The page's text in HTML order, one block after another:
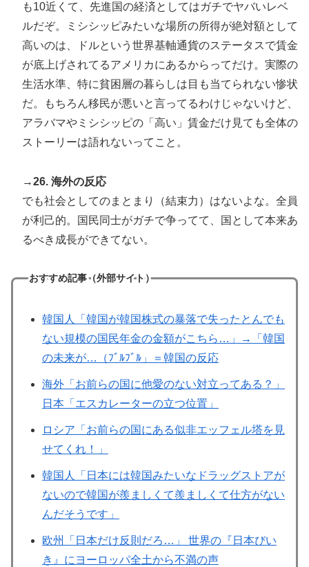
も10近くて、先進国の経済としてはガチでヤバいレベ
ルだぞ。ミシシッピみたいな場所の所得が絶対額として
高いのは、ドルという世界基軸通貨のステータスで賃金
が底上げされてるアメリカにあるからってだけ。実際の
生活水準、特に貧困層の暮らしは目も当てられない惨状
だ。もちろん移民が悪いと言ってるわけじゃないけど、
アラバマやミシシッピの「高い」賃金だけ見ても全体の
ストーリーは語れないってこと。
→26. 海外の反応
でも社会としてのまとまり（結束力）はないよな。全員
が利己的。国民同士がガチで争ってて、国として本来あ
るべき成長ができてない。
おすすめ記事（外部サイト）
韓国人「韓国が韓国株式の暴落で失ったとんでも
ない規模の国民年金の金額がこちら…」→「韓国
の未来が…（ﾌﾞﾙﾌﾞﾙ」＝韓国の反応
海外「お前らの国に他愛のない対立ってある？」
日本「エスカレーターの立つ位置」
ロシア「お前らの国にある似非エッフェル塔を見
せてくれ！」
韓国人「日本には韓国みたいなドラッグストアが
ないので韓国が羨ましくて羨ましくて仕方がない
んだそうです」
欧州「日本だけ反則だろ…」 世界の『日本びい
き』にヨーロッパ全土から不満の声